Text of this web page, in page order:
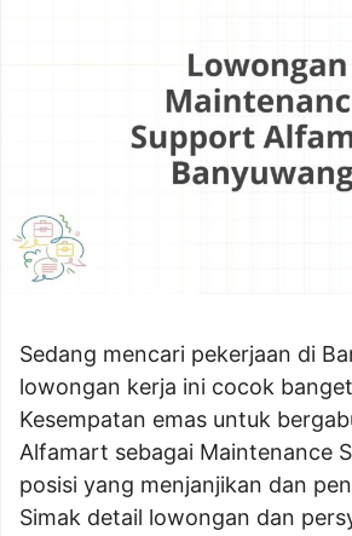
Sedang mencari pekerjaan di
lowongan kerja ini cocok
Kesempatan emas untuk
Alfamart sebagai Maintenance
posisi yang menjanjikan dan
Simak detail lowongan dan